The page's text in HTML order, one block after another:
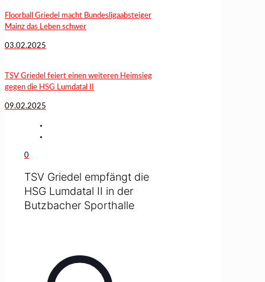
Floorball Griedel macht Bundesligaabsteiger
Mainz das Leben schwer
03.02.2025
TSV Griedel feiert einen weiteren Heimsieg
gegen die HSG Lumdatal II
09.02.2025
0
TSV Griedel empfängt die
HSG Lumdatal II in der
Butzbacher Sporthalle